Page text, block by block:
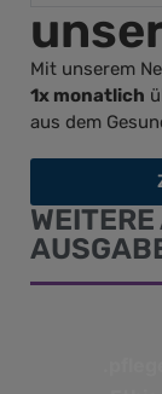
Mit unserem
1x monatlich
aus dem